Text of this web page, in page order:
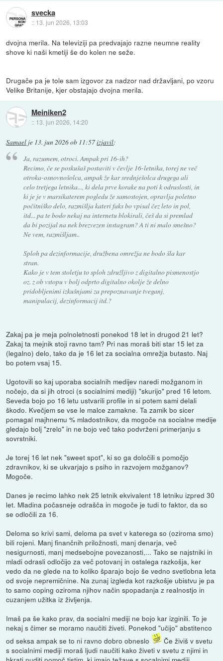
svecka
:: 13. jun 2026, 13:03
dvojna merila. Na televiziji pa predvajajo razne neumne reality
shove ki naši kmetiji še do kolen ne seže.
Drugače pa je tole sam izgovor za nadzor nad državljani, po vzoru
Velike Britanije, kjer obstajajo dvojna merila.
Meiniken2
:: 13. jun 2026, 14:20
Samael je 13. jun 2026 ob 11:57izjavil:
Ja, razumem, otroci. Ampak pri 16-ih?
Recimo, če se poskušaš postaviti v čevlje 16-letnika, torej ne več
otroka-osnovnošolca, ampak že kar srednješolca drugega ali
celo tretjega letnika..., ki dela prve korake na poti k odraslosti, in
ki je je v marsikaterem pogledu že samostojen, opravlja poletno
počitniško delo, razmišlja kateri faks bo vpisal čez leto in pol,
itd... pa te bodo nekaj na internetu blokirali, češ da si premlad
da bi pozijal na nek brezvezen instagram? A ti ni malo smešno?
Ne vem, razmišljam..
Sploh pa dezinformacije, družbena omrežja ne bodo šla kar
stran.
Kako je v tem stoletju to sploh združljivo z digitalno pismenostjo
oz. z ob vstopu v bolj odprto digitalno okolje že delno
pridobljenimi izkušnjami za prepoznavanje tveganj,
manipulacij, dezinformacij itd.?
Zakaj pa je meja polnoletnosti ponekod 18 let in drugod 21 let?
Zakaj ta mejnik stoji ravno tam? Pri nas moraš biti star 15 let za
(legalno) delo, tako da je 16 let za socialna omrežja butasto. Naj
bo potem vsaj 15.
Ugotovili so kaj uporaba socialnih medijev naredi možganom in
nočejo, da si jih otroci (s socialnimi mediji) "skurijo" pred 16 letom.
Seveda bojo po 16 letu ustvarili profile in si potem sami delali
škodo. Kvečjem se vse le malce zamakne. Ta zamik bo sicer
pomagal majhnemu % mladostnikov, da mogoče na socialne medije
gledajo bolj "zrelo" in ne bojo več tako podvrženi primerjanju s
sovrstniki.
Je torej 16 let nek "sweet spot", ki so ga določili s pomočjo
zdravnikov, ki se ukvarjajo s psiho in razvojem možganov?
Mogoče.
Danes je recimo lahko nek 25 letnik ekvivalent 18 letniku izpred 30
let. Mladina počasneje odrašča in mogoče je tudi to faktor, da so
se odločili za 16.
Deloma so krivi sami, deloma pa svet v katerega so (oziroma smo)
bili rojeni. Manj finančnih priložnosti, manj denarja, več
nesigurnosti, manj medsebojne povezanosti,... Tako se najstniki in
mladi odrasli odločijo za več potovanj in ostalega razkošja, ker
vedo da ne glede na to koliko šparajo bojo še vedno svetlobna leta
od svoje nepremičnine. Na zunaj izgleda kot razkošje ubistvu je pa
to samo coping oziroma njihov način spopadanja z realnostjo in
cuzanjem užitka iz življenja.
Imaš pa še kako prav, da socialni mediji ne bojo kar izginili. To je
nekaj s čimer se moramo naučiti živeti. Ponekod "učijo" abstitenco
od seksa ampak se to ni ravno dobro obneslo
Če živiš v svetu
s socialnimi mediji moraš ljudi naučiti kako živeti v svetu z njimi in